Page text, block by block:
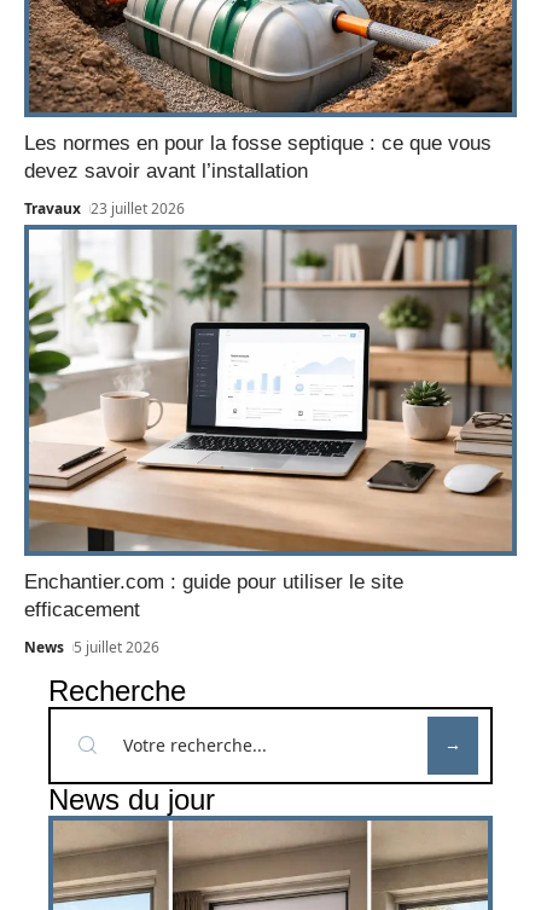
Les normes en pour la fosse septique : ce que vous
devez savoir avant l’installation
Travaux 23 juillet 2026
Enchantier.com : guide pour utiliser le site
efficacement
News 5 juillet 2026
Recherche
News du jour